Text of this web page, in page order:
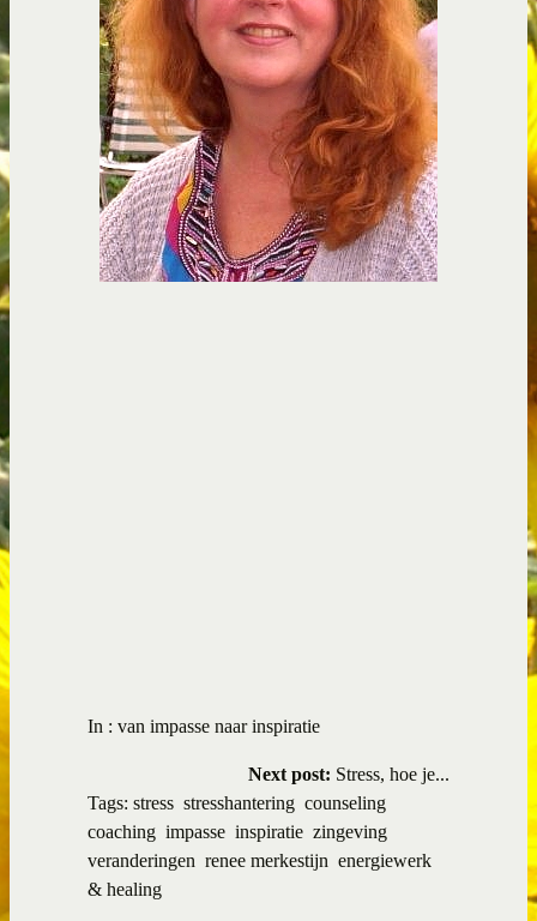
In : van impasse naar inspiratie
Next post: Stress, hoe je...
Tags: stress stresshantering counseling
coaching impasse inspiratie zingeving
veranderingen renee merkestijn energiewerk
& healing